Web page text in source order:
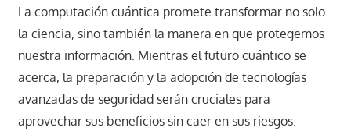
La computación cuántica promete transformar no solo
la ciencia, sino también la manera en que protegemos
nuestra información. Mientras el futuro cuántico se
acerca, la preparación y la adopción de tecnologías
avanzadas de seguridad serán cruciales para
aprovechar sus beneficios sin caer en sus riesgos.